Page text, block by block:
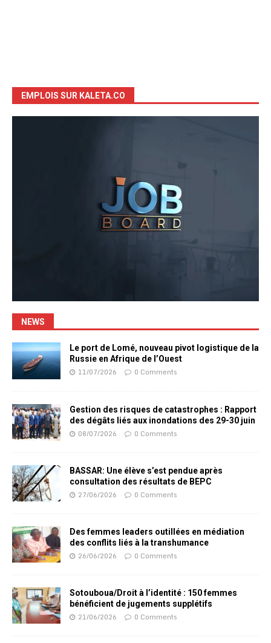
EMPLOIS SUR KALETA.CO
NEWS
Le port de Lomé, nouveau pivot logistique de la
Russie en Afrique de l’Ouest
11/07/2026 0 Comments
Gestion des risques de catastrophes : Rapport
des dégâts liés aux inondations des 29-30 juin
08/07/2026 0 Comments
BASSAR: Une élève s’est pendue après
consultation des résultats de BEPC
27/06/2026 0 Comments
Des femmes leaders outillées en médiation
des conflits liés à la transhumance
26/06/2026 0 Comments
Sotouboua/Droit à l’identité : 150 femmes
bénéficient de jugements supplétifs
21/06/2026 0 Comments